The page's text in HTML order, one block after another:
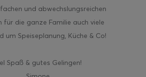
und abwechslungsreichen
für die ganze Familie auch viele
um Speiseplanung, Küche & Co!
Spaß & gutes Gelingen!